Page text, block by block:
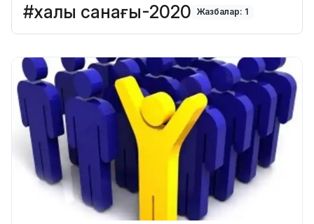
#халық санағы-2020 Жазбалар: 1